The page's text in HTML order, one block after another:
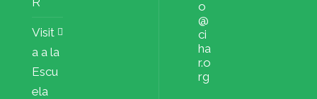
Visit
a a la
Escu
ela
o
@
ci
ha
r.o
rg